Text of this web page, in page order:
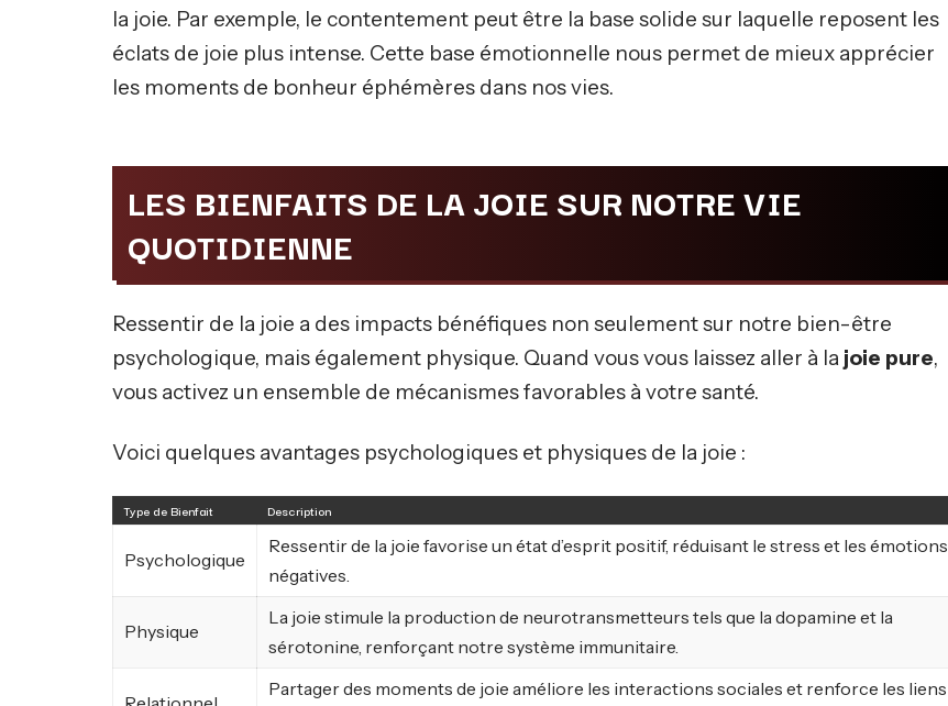
la joie. Par exemple, le contentement peut être la base solide sur laquelle reposent les
éclats de joie plus intense. Cette base émotionnelle nous permet de mieux apprécier
les moments de bonheur éphémères dans nos vies.
LES BIENFAITS DE LA JOIE SUR NOTRE VIE
QUOTIDIENNE
Ressentir de la joie a des impacts bénéfiques non seulement sur notre bien-être
psychologique, mais également physique. Quand vous vous laissez aller à la joie pure,
vous activez un ensemble de mécanismes favorables à votre santé.
Voici quelques avantages psychologiques et physiques de la joie :
Type de Bienfait Description
Psychologique
Ressentir de la joie favorise un état d’esprit positif, réduisant le stress et les émotions
négatives.
Physique
La joie stimule la production de neurotransmetteurs tels que la dopamine et la
sérotonine, renforçant notre système immunitaire.
Partager des moments de joie améliore les interactions sociales et renforce les liens